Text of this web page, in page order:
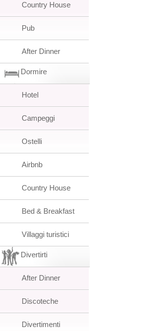
Country House
Pub
After Dinner
Dormire
Hotel
Campeggi
Ostelli
Airbnb
Country House
Bed & Breakfast
Villaggi turistici
Divertirti
After Dinner
Discoteche
Divertimenti